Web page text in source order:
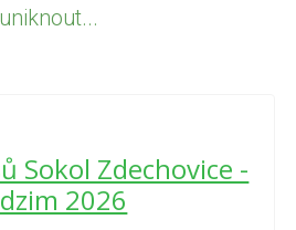
uniknout...
Sokol Zdechovice -
2026